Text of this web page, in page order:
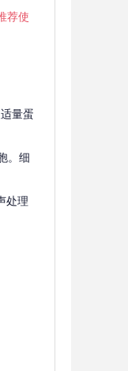
荐使
量蛋
。细
处理